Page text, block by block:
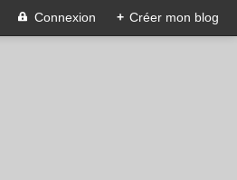
Connexion + Créer mon blog